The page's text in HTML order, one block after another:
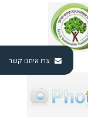
צרו איתנו קשר